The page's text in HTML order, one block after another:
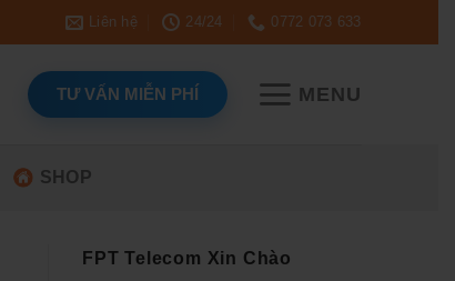
Liên hệ 24/24 0772 073 633
TƯ VẤN MIỄN PHÍ MENU
SHOP
FPT Telecom Xin Chào